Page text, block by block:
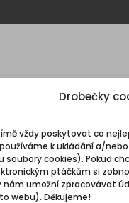
Drobečky
vždy poskytovat co
k ukládání a/
soubory cookies). Pokud
ptáčkům si
umožní zpracovávat
webu). Děkujeme!